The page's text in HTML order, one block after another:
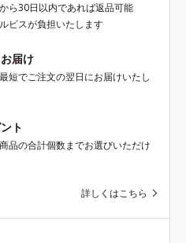
ら30日以内であれば返品可能
ビスが負担いたします
届け
短でご注文の翌日にお届けいたし
ト
品の合計個数までお選びいただけ
詳しくはこちら